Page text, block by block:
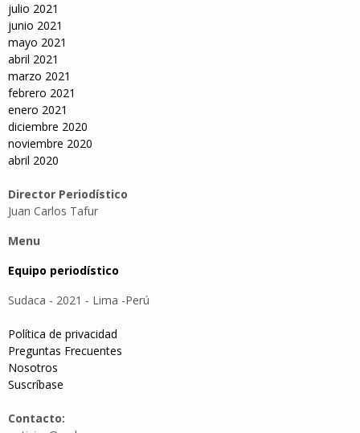
julio 2021
junio 2021
mayo 2021
abril 2021
marzo 2021
febrero 2021
enero 2021
diciembre 2020
noviembre 2020
abril 2020
Director Periodístico
Juan Carlos Tafur
Menu
Equipo periodístico
Sudaca - 2021 - Lima -Perú
Política de privacidad
Preguntas Frecuentes
Nosotros
Suscríbase
Contacto: